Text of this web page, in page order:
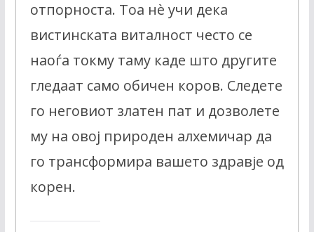
отпорноста. Тоа нè учи дека
вистинската виталност често се
наоѓа токму таму каде што другите
гледаат само обичен коров. Следете
го неговиот златен пат и дозволете
му на овој природен алхемичар да
го трансформира вашето здравје од
корен.